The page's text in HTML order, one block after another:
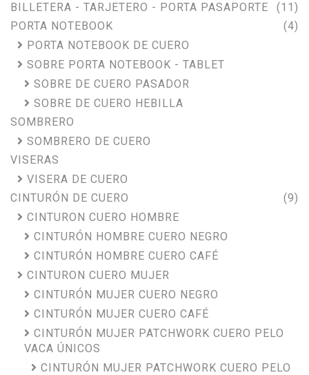
BILLETERA - TARJETERO - PORTA PASAPORTE
(11)
PORTA NOTEBOOK
(4)
PORTA NOTEBOOK DE CUERO
SOBRE PORTA NOTEBOOK - TABLET
SOBRE DE CUERO PASADOR
SOBRE DE CUERO HEBILLA
SOMBRERO
SOMBRERO DE CUERO
VISERAS
VISERA DE CUERO
CINTURÓN DE CUERO
(9)
CINTURON CUERO HOMBRE
CINTURÓN HOMBRE CUERO NEGRO
CINTURÓN HOMBRE CUERO CAFÉ
CINTURON CUERO MUJER
CINTURÓN MUJER CUERO NEGRO
CINTURÓN MUJER CUERO CAFÉ
CINTURÓN MUJER PATCHWORK CUERO PELO
VACA ÚNICOS
CINTURÓN MUJER PATCHWORK CUERO PELO